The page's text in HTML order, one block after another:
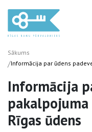
Sākums
/Informācija par ūdens
Informācija
Rīgas ūdens